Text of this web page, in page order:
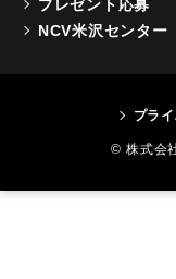
プレゼント応募
NCV米沢センター
プラ
© 株式会